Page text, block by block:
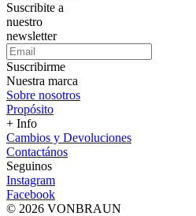
Suscribite a
nuestro
newsletter
Suscribirme
Nuestra marca
Sobre nosotros
Propósito
+ Info
Cambios y Devoluciones
Contactános
Seguinos
Instagram
Facebook
© 2026 VONBRAUN